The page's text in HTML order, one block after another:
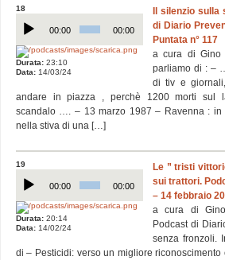
18
Player
00:00 00:00
Durata: 23:10
Data: 14/03/24
Il silenzio
di Diario
Puntata n° 117
a cura di Gino
parliamo di : –
di tiv e
andare in piazza , perchè 1200 morti sul
scandalo …. – 13 marzo 1987 – Ravenna : in
nella stiva di una […]
19
Player
00:00 00:00
Durata: 20:14
Data: 14/02/24
Le ” tristi
sui trattori.
– 14 febbraio
a cura di
Podcast di
senza fronzoli.
di – Pesticidi: verso un migliore